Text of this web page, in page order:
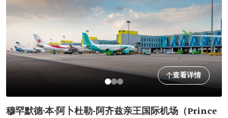
查看详情
穆罕默德·本·阿卜杜勒-阿齐兹亲王国际机场（Prince